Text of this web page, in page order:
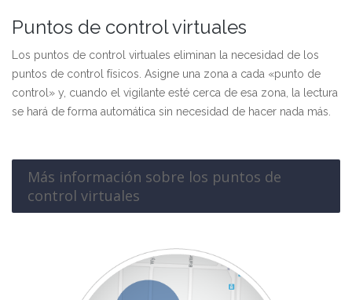
Puntos de control virtuales
Los puntos de control virtuales eliminan la necesidad de los
puntos de control físicos. Asigne una zona a cada «punto de
control» y, cuando el vigilante esté cerca de esa zona, la lectura
se hará de forma automática sin necesidad de hacer nada más.
Más información sobre los puntos de
control virtuales